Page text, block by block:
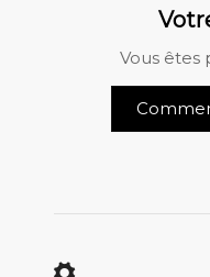
Vous êtes